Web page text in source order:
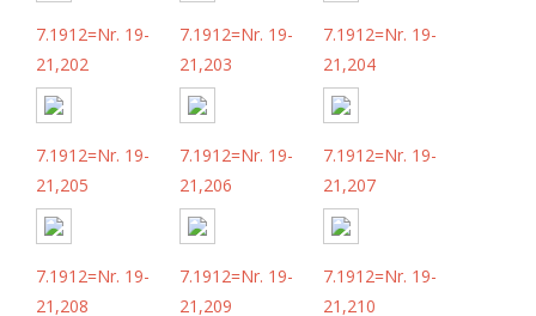
7.1912=Nr. 19-
21,202
7.1912=Nr. 19-
21,203
7.1912=Nr. 19-
21,204
7.1912=Nr. 19-
21,205
7.1912=Nr. 19-
21,206
7.1912=Nr. 19-
21,207
7.1912=Nr. 19-
21,208
7.1912=Nr. 19-
21,209
7.1912=Nr. 19-
21,210